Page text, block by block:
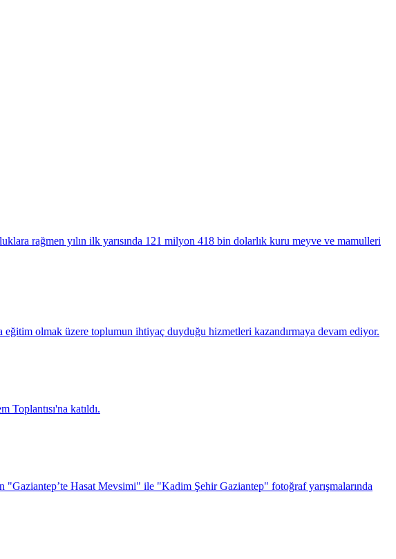
rağmen yılın ilk yarısında 121 milyon 418 bin dolarlık kuru meyve ve mamulleri
olmak üzere toplumun ihtiyaç duyduğu hizmetleri kazandırmaya devam ediyor.
katıldı.
"Gaziantep’te Hasat Mevsimi" ile "Kadim Şehir Gaziantep" fotoğraf yarışmalarında